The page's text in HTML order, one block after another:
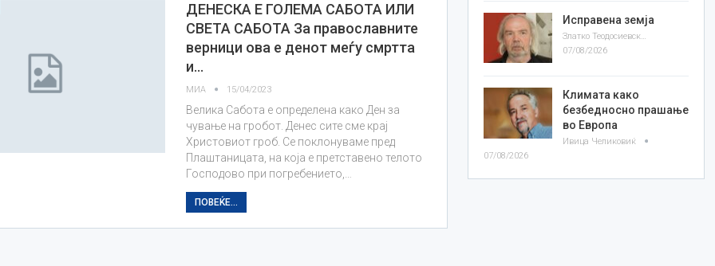
ДЕНЕСКА Е ГОЛЕМА САБОТА ИЛИ
СВЕТА САБОТА За православните
верници ова е денот меѓу смртта
и…
МИА 15/04/2023
Велика Сабота е определена како Ден за
чување на гробот. Денес сите сме крај
Христовиот гроб. Се поклонуваме пред
Плаштаницата, на која е претставено телото
Господово при погребението,…
ПОВЕЌЕ...
Исправена земја
Златко Теодосиевски
07/08/2026
Климата како
безбедносно прашање
во Европа
Ивица Челиковиќ
07/08/2026